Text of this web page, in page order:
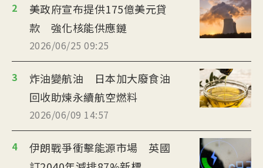
2
美政府宣布提供175億美元貸
款 強化核能供應鏈
2026/06/25 09:25
3
炸油變航油 日本加大廢食油
回收助煉永續航空燃料
2026/06/09 14:57
4
伊朗戰爭衝擊能源市場 英國